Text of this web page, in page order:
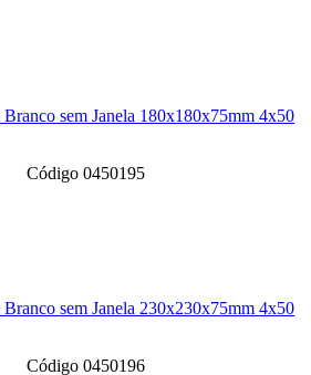
sem Janela 180x180x75mm 4x50
Código 0450195
sem Janela 230x230x75mm 4x50
Código 0450196